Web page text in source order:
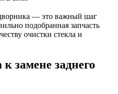
— это важный шаг
подобранная запчасть
очистки стекла и
замене заднего